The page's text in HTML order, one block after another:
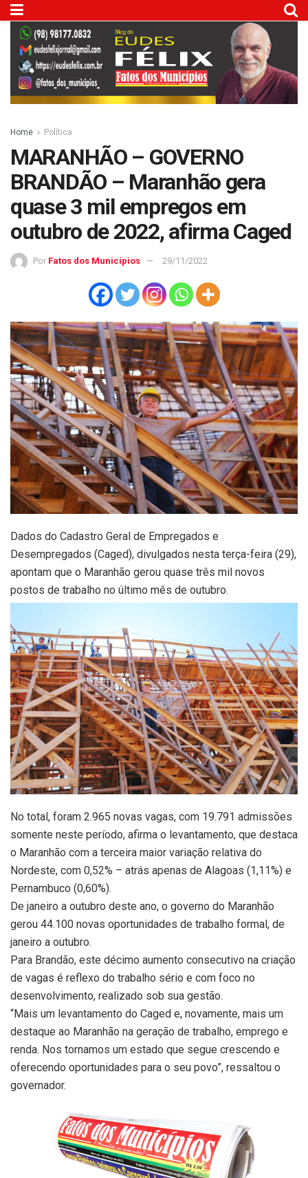
Home Política
MARANHÃO – GOVERNO
BRANDÃO – Maranhão gera
quase 3 mil empregos em
outubro de 2022, afirma Caged
Por Fatos dos Municípios 29/11/2022
Dados do Cadastro Geral de Empregados e
Desempregados (Caged), divulgados nesta terça-feira (29),
apontam que o Maranhão gerou quase três mil novos
postos de trabalho no último mês de outubro.
No total, foram 2.965 novas vagas, com 19.791 admissões
somente neste período, afirma o levantamento, que destaca
o Maranhão com a terceira maior variação relativa do
Nordeste, com 0,52% – atrás apenas de Alagoas (1,11%) e
Pernambuco (0,60%).
De janeiro a outubro deste ano, o governo do Maranhão
gerou 44.100 novas oportunidades de trabalho formal, de
janeiro a outubro.
Para Brandão, este décimo aumento consecutivo na criação
de vagas é reflexo do trabalho sério e com foco no
desenvolvimento, realizado sob sua gestão.
“Mais um levantamento do Caged e, novamente, mais um
destaque ao Maranhão na geração de trabalho, emprego e
renda. Nos tornamos um estado que segue crescendo e
oferecendo oportunidades para o seu povo”, ressaltou o
governador.